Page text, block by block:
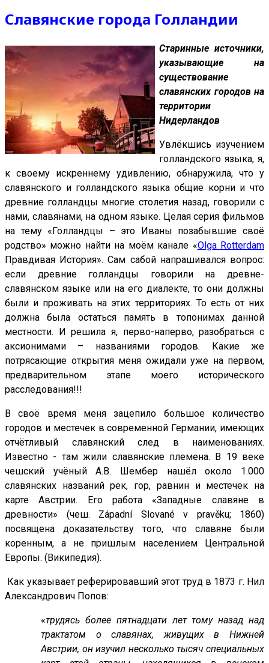
Славянские города Голландии
Старинные источники,
указывающие на
существование
славянских городов на
территории
Нидерландов
Увлёкшись изучением
голландского языка, я,
к своему искреннему удивлению, обнаружила, что у
славянского и голландского языка общие корни и что
древние голландцы многие столетия назад, говорили с
нами, славянами, на одном языке. Целая серия фильмов
на тему «Голландцы – это Иваны позабывшие своё
родство» можно найти на моём канале «Olga Rotterdam
Правдивая История». Сам сабой напрашивался вопрос:
если древние голландцы говорили на древне-
славянском языке или на его диалекте, то они должны
были и проживать на этих территориях. То есть от них
должна была остаться память в топонимах данной
местности. И решила я, перво-наперво, разобраться с
аксионимами – названиями городов. Какие же
потрясающие открытия меня ожидали уже на первом,
предварительном этапе моего исторического
расследования!!!
В своё время меня зацепило большое количество
городов и местечек в современной Германии, имеющих
отчётливый славянский след в наименованиях.
Известно - там жили славянские племена. В 19 веке
чешский учёный А.В. Шембер нашёл около 1.000
славянских названий рек, гор, равнин и местечек на
карте Австрии. Его работа «Западные славяне в
древности» (чеш. Západní Slované v pravěku; 1860)
посвящена доказательству того, что славяне были
коренным, а не пришлым населением Центральной
Европы. (Википедия).
Как указывает реферировавший этот труд в 1873 г. Нил
Александрович Попов:
«трудясь более пятнадцати лет тому назад над
трактатом о славянах, живущих в Нижней
Австрии, он изучил несколько тысяч специальных